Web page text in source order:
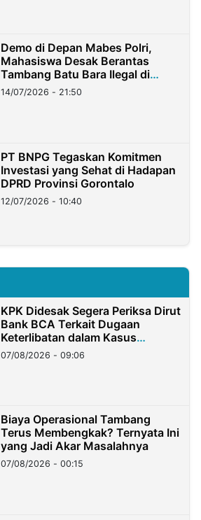
Demo di Depan Mabes Polri,
Mahasiswa Desak Berantas
Tambang Batu Bara Ilegal di
Lampung
14/07/2026 - 21:50
PT BNPG Tegaskan Komitmen
Investasi yang Sehat di Hadapan
DPRD Provinsi Gorontalo
12/07/2026 - 10:40
KPK Didesak Segera Periksa Dirut
Bank BCA Terkait Dugaan
Keterlibatan dalam Kasus
Hilangnya Dana Nasabah Rp2,58
Miliar
07/08/2026 - 09:06
Biaya Operasional Tambang
Terus Membengkak? Ternyata Ini
yang Jadi Akar Masalahnya
07/08/2026 - 00:15